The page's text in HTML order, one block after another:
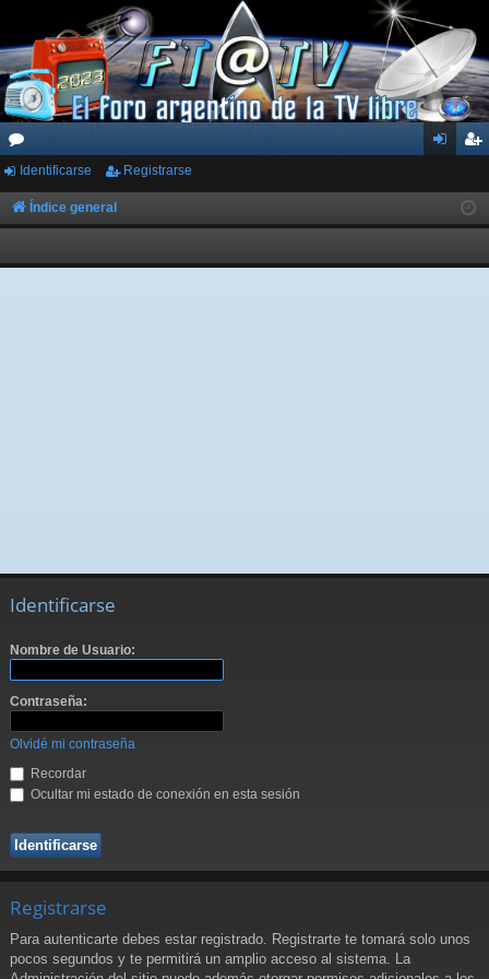
or
os
ar
ist
rs
Identificarse Registrarse
Índice general
Identificarse
Nombre de Usuario:
Contraseña:
Olvidé mi contraseña
Recordar
Ocultar mi estado de conexión en esta sesión
Registrarse
Para autenticarte debes estar registrado. Registrarte te tomará solo unos
pocos segundos y te permitirá un amplio acceso al sistema. La